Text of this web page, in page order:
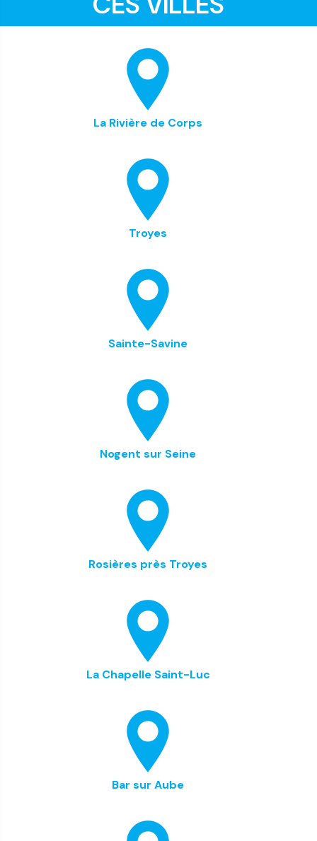
La Rivière de Corps
Troyes
Sainte-Savine
Nogent sur Seine
Rosières près Troyes
La Chapelle Saint-Luc
Bar sur Aube